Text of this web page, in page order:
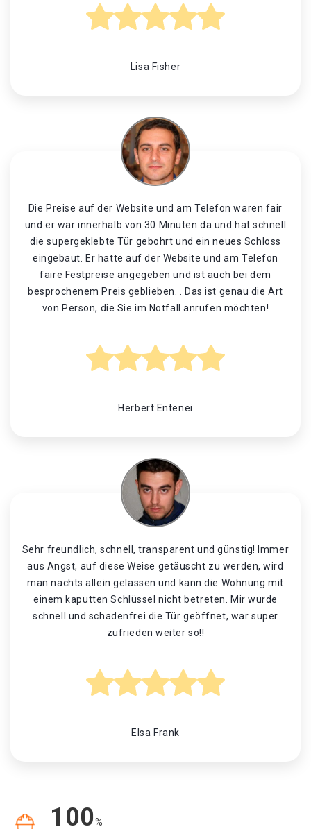
Lisa Fisher
Die Preise auf der Website und am Telefon waren fair
und er war innerhalb von 30 Minuten da und hat schnell
die supergeklebte Tür gebohrt und ein neues Schloss
eingebaut. Er hatte auf der Website und am Telefon
faire Festpreise angegeben und ist auch bei dem
besprochenem Preis geblieben. . Das ist genau die Art
von Person, die Sie im Notfall anrufen möchten!
Herbert Entenei
Sehr freundlich, schnell, transparent und günstig! Immer
aus Angst, auf diese Weise getäuscht zu werden, wird
man nachts allein gelassen und kann die Wohnung mit
einem kaputten Schlüssel nicht betreten. Mir wurde
schnell und schadenfrei die Tür geöffnet, war super
zufrieden weiter so!!
Elsa Frank
100%